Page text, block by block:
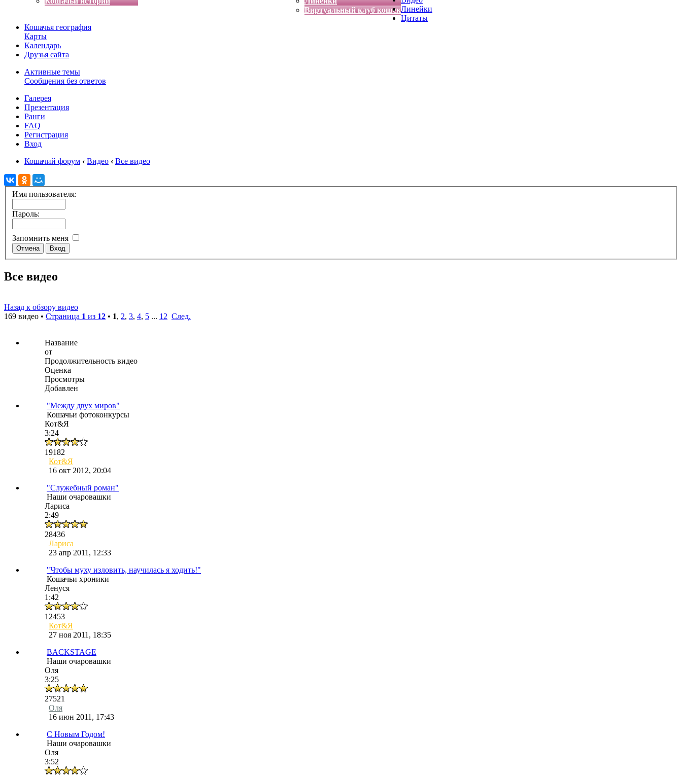
Виртуальный клуб кошекЛинейки
Цитаты
Кошачья география
Карты
Календарь
Друзья сайта
Активные темы
Сообщения без ответов
Галерея
Презентация
Ранги
FAQ
Регистрация
Вход
Кошачий форум ‹ Видео ‹ Все видео
Имя пользователя:
Пароль:
Запомнить меня
Все видео
Назад к обзору видео
169 видео • Страница 1 из 12 • 1, 2, 3, 4, 5 ... 12 След.
Название
от
Продолжительность видео
Оценка
Просмотры
Добавлен
"Между двух миров"
Кошачьи фотоконкурсы
Кот&Я
3:24
19182
Кот&Я
16 окт 2012, 20:04
"Служебный роман"
Наши очаровашки
Лариса
2:49
28436
Лариса
23 апр 2011, 12:33
"Чтобы муху изловить, научилась я ходить!"
Кошачьи хроники
Ленуся
1:42
12453
Кот&Я
27 ноя 2011, 18:35
BACKSTAGE
Наши очаровашки
Оля
3:25
27521
Оля
16 июн 2011, 17:43
C Новым Годом!
Наши очаровашки
Оля
3:52